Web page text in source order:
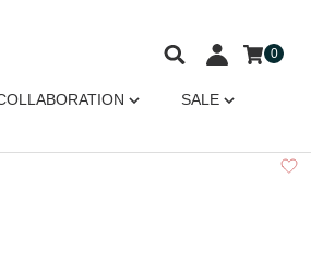
SALE
0